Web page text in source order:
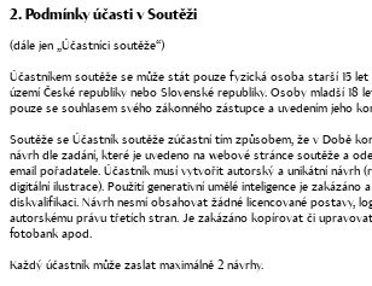
2. Podmínky účasti v Soutěži
(dále jen „Účastníci soutěže“)
Účastníkem soutěže se může stát pouze fyzická osoba starší 15
území České republiky nebo Slovenské republiky. Osoby mladší 18
pouze se souhlasem svého zákonného zástupce a uvedením jeho
Soutěže se Účastník soutěže zúčastní tím způsobem, že v Době
návrh dle zadání, které je uvedeno na webové stránce soutěže a
email pořadatele. Účastník musí vytvořit autorský a unikátní návrh
digitální ilustrace). Použití generativní umělé inteligence je zakázáno
diskvalifikaci. Návrh nesmí obsahovat žádné licencované postavy,
autorskému právu třetích stran. Je zakázáno kopírovat či
fotobank apod.
Každý účastník může zaslat maximálně 2 návrhy.